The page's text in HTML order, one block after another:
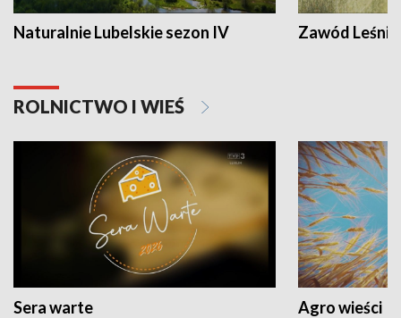
Naturalnie Lubelskie sezon IV Zawód Leśnik
ROLNICTWO I WIEŚ
Sera warte Agro wieści